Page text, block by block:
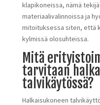
klapikoneissa, nämä
materiaalivalinnoissa ja
mitoituksessa siten, että
kylmissä olosuhteissa.
Mitä
tarvitaan
talvikäytössä?
Halkaisukoneen